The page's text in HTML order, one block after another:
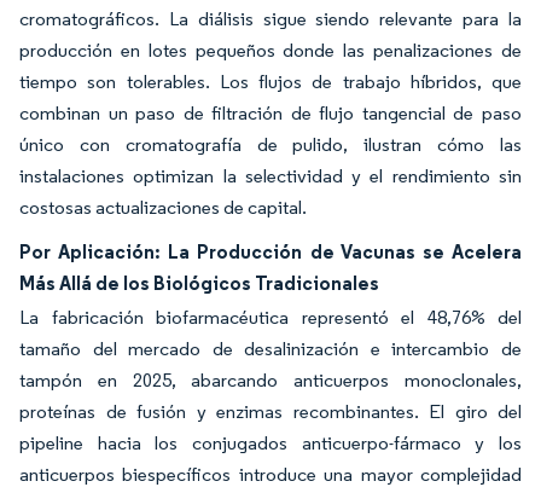
cromatográficos. La diálisis sigue siendo relevante para la
producción en lotes pequeños donde las penalizaciones de
tiempo son tolerables. Los flujos de trabajo híbridos, que
combinan un paso de filtración de flujo tangencial de paso
único con cromatografía de pulido, ilustran cómo las
instalaciones optimizan la selectividad y el rendimiento sin
costosas actualizaciones de capital.
Por Aplicación: La Producción de Vacunas se Acelera
Más Allá de los Biológicos Tradicionales
La fabricación biofarmacéutica representó el 48,76% del
tamaño del mercado de desalinización e intercambio de
tampón en 2025, abarcando anticuerpos monoclonales,
proteínas de fusión y enzimas recombinantes. El giro del
pipeline hacia los conjugados anticuerpo-fármaco y los
anticuerpos biespecíficos introduce una mayor complejidad